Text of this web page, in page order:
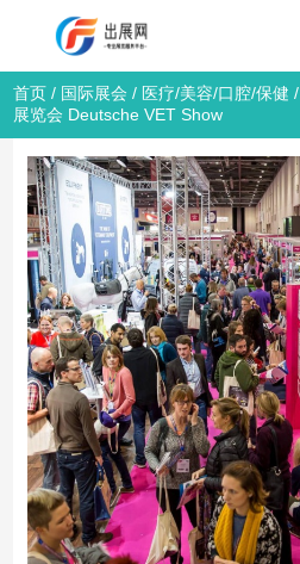
首页 / 国际展会 / 医疗/美容/口腔/保健 /
展览会 Deutsche VET Show